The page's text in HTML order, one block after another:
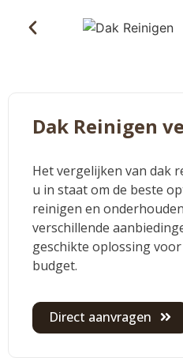
Dak Reinigen
Het vergelijken van dak
u in staat om de beste
reinigen en
verschillende
geschikte oplossing
budget.
Direct aanvragen